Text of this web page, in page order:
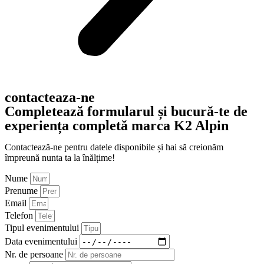
contacteaza-ne
Completează formularul și bucură-te de
experiența completă marca K2 Alpin
Contactează-ne pentru datele disponibile și hai să creionăm
împreună nunta ta la înălțime!
Nume
Prenume
Email
Telefon
Tipul evenimentului
Data evenimentului
Nr. de persoane